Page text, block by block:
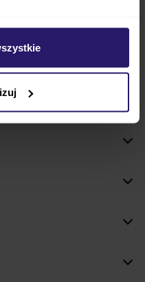
wybór
Jakości KidZone pod
w 2013 roku.